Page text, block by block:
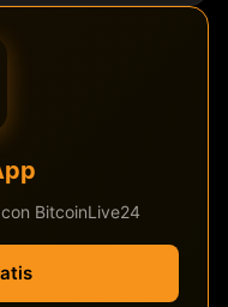
BitcoinLive24